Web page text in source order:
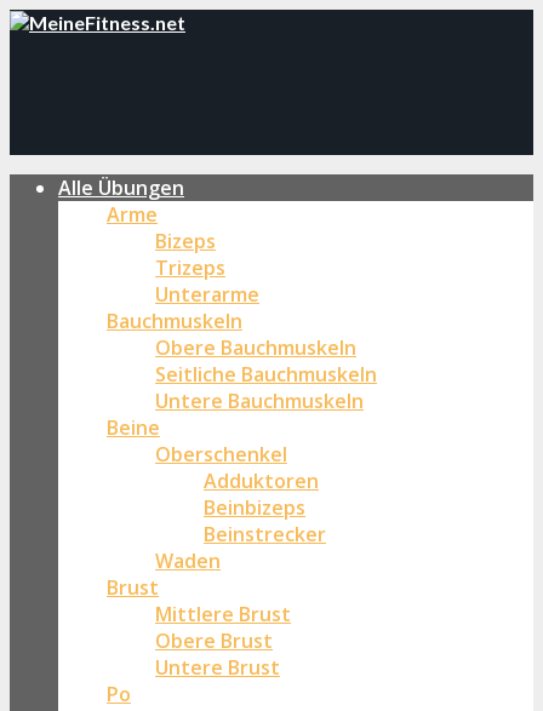
Alle Übungen
Arme
Bizeps
Trizeps
Unterarme
Bauchmuskeln
Obere Bauchmuskeln
Seitliche Bauchmuskeln
Untere Bauchmuskeln
Beine
Oberschenkel
Adduktoren
Beinbizeps
Beinstrecker
Waden
Brust
Mittlere Brust
Obere Brust
Untere Brust
Po